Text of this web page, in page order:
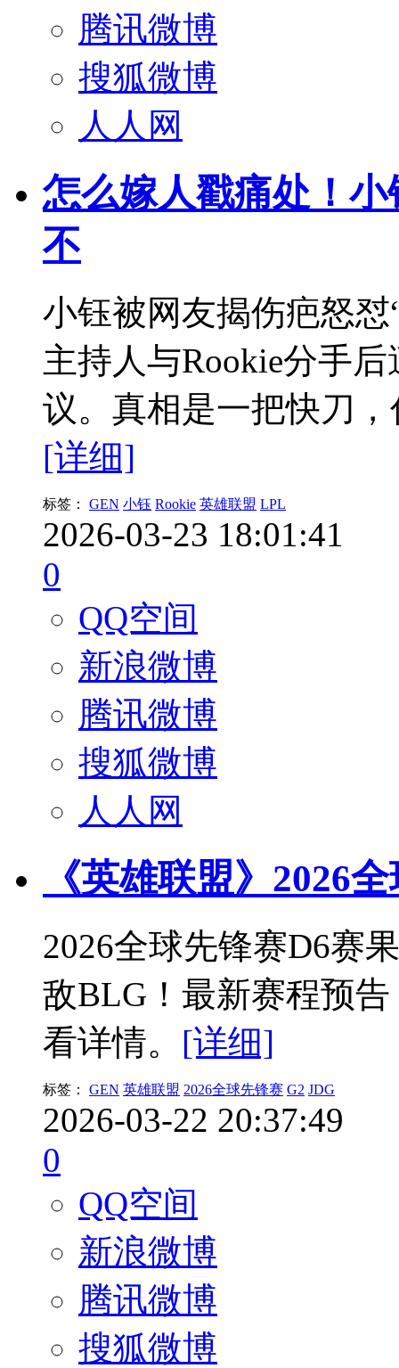
腾讯微博
搜狐微博
人人网
怎么嫁人戳痛处！
不
小钰被网友揭伤疤怒
主持人与Rookie分手
议。真相是一把快刀
[详细]
标签： GEN 小钰 Rookie 英雄联盟 LPL
2026-03-23 18:01:41
0
QQ空间
新浪微博
腾讯微博
搜狐微博
人人网
《英雄联盟》2026
2026全球先锋赛D6赛
敌BLG！最新赛程预
看详情。 [详细]
标签： GEN 英雄联盟 2026全球先锋赛 G2 JDG
2026-03-22 20:37:49
0
QQ空间
新浪微博
腾讯微博
搜狐微博